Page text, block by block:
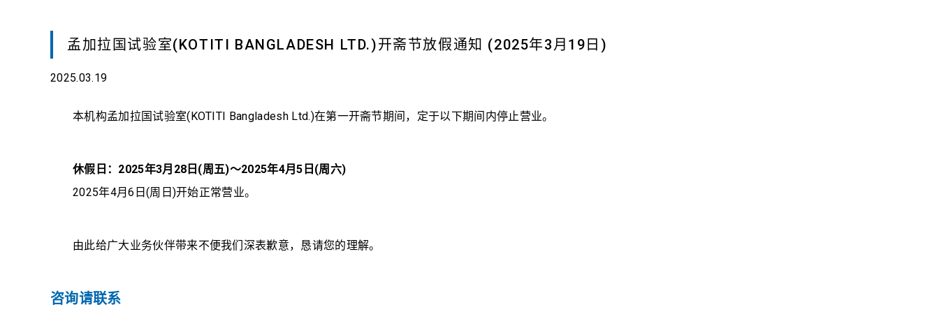
孟加拉国试验室(KOTITI BANGLADESH LTD.)开斋节放假通知 (2025年3月19日)
2025.03.19
本机构孟加拉国试验室(KOTITI Bangladesh Ltd.)在第一开斋节期间，定于以下期间内停止营业。
休假日：2025年3月28日(周五)～2025年4月5日(周六)
2025年4月6日(周日)开始正常营业。
由此给广大业务伙伴带来不便我们深表歉意，恳请您的理解。
咨询请联系